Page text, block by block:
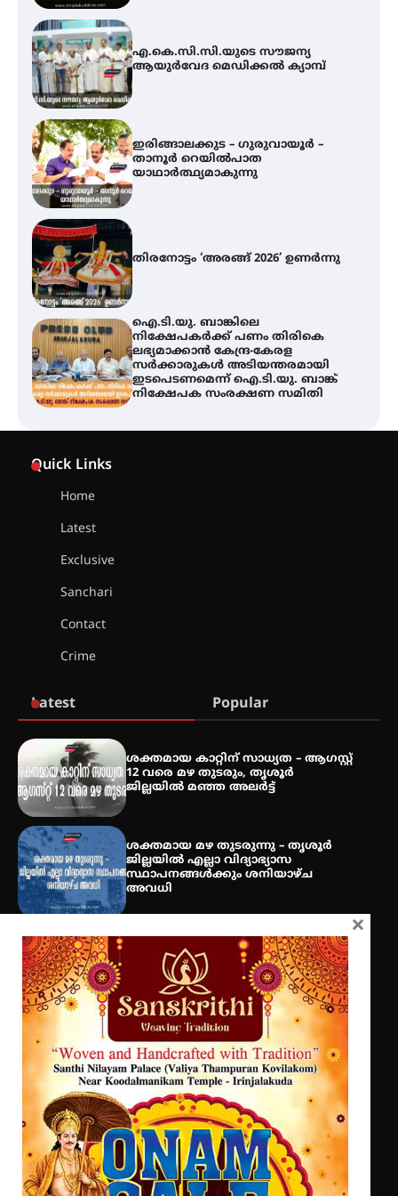
ഇരിങ്ങാലക്കുട – ഗുരുവായൂർ –
താനൂർ റെയിൽപാത
യാഥാർത്ഥ്യമാകുന്നു
തിരനോട്ടം ‘അരങ്ങ് 2026’ ഉണർന്നു
ലഭ്യമാക്കാൻ കേന്ദ്ര-കേരള
സർക്കാരുകൾ അടിയന്തരമായി
ഇടപെടണമെന്ന് ഐ.ടി.യു. ബാങ്ക്
നിക്ഷേപക സംരക്ഷണ സമിതി
യൂത്ത് കോൺഗ്രസ്‌ സ്ഥാപക ദിനം
– ഇരിങ്ങാലക്കുടയിൽ
ലഹരിവിരുദ്ധ പ്രതിജ്ഞയെടുത്ത്
യൂത്ത് കോൺഗ്രസ്
തിരനോട്ടം ‘അരങ്ങ് 2026’ ഉണർന്നു
നിക്ഷേപകർക്ക് പണം തിരികെ
ലഭ്യമാക്കാൻ കേന്ദ്ര-കേരള
സർക്കാരുകൾ അടിയന്തരമായി
ഇടപെടണമെന്ന് ഐ.ടി.യു. ബാങ്ക്
നിക്ഷേപക സംരക്ഷണ സമിതി
Quick Links
Home
Latest
Exclusive
Sanchari
Contact
Crime
Latest Popular
ശക്തമായ കാറ്റിന് സാധ്യത – ആഗസ്റ്റ്
12 വരെ മഴ തുടരും, തൃശൂർ
ജില്ലയിൽ മഞ്ഞ അലർട്ട്
ശക്തമായ മഴ തുടരുന്നു – തൃശൂർ
ജില്ലയിൽ എല്ലാ വിദ്യാഭ്യാസ
സ്ഥാപനങ്ങൾക്കും ശനിയാഴ്ച
അവധി
എം.ജി. യൂണിവേഴ്‌സിറ്റിയിൽ നിന്ന്
ഇംഗ്ളീഷ് സാഹിത്യത്തിൽ
ഡോക്ടറേറ്റ് നേടിയ എൻ. ആര്യ
ട്യുണീഷ്യൻ ചിത്രം ” ദി വോയിസ്
ഓഫ് ഹിന്ദ് റജബ് ” ഇരിങ്ങാലക്കുട
ഫിലിം സൊസൈറ്റി ആഗസ്റ്റ് 7
വെള്ളിയാഴ്ച സ്‌ക്രീൻ ചെയ്യുന്നു
×